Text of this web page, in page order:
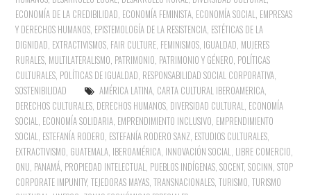
ECONOMÍA DE LA CREDIBILIDAD, ECONOMÍA FEMINISTA, ECONOMÍA SOCIAL, EMPRESAS
Y DERECHOS HUMANOS, EPISTEMOLOGÍA DE LA RESISTENCIA, ESTÉTICAS DE LA
DIGNIDAD, EXTRACTIVISMOS, FAIR CULTURE, FEMINISMOS, IGUALDAD, MUJERES
RURALES, MULTILATERALISMO, PATRIMONIO, PATRIMONIO Y GÉNERO, POLÍTICAS
CULTURALES, POLÍTICAS DE IGUALDAD, RESPONSABILIDAD SOCIAL CORPORATIVA,
SOSTENIBILIDAD
AMÉRICA LATINA, CARTA CULTURAL IBEROAMERICA,
DERECHOS CULTURALES, DERECHOS HUMANOS, DIVERSIDAD CULTURAL, ECONOMÍA
SOCIAL, ECONOMÍA SOLIDARIA, EMPRENDIMIENTO INCLUSIVO, EMPRENDIMIENTO
SOCIAL, ESTEFANÍA RODERO, ESTEFANÍA RODERO SANZ, ESTUDIOS CULTURALES,
EXTRACTIVISMO, GUATEMALA, IBEROAMÉRICA, INNOVACIÓN SOCIAL, LIBRE COMERCIO,
ONU, PANAMÁ, PROPIEDAD INTELECTUAL, PUEBLOS INDÍGENAS,SOCENT,SOCINN,STOP
CORPORATE IMPUNITY,TEJEDORAS MAYAS,TRANSNACIONALES,TURISMO,TURISMO